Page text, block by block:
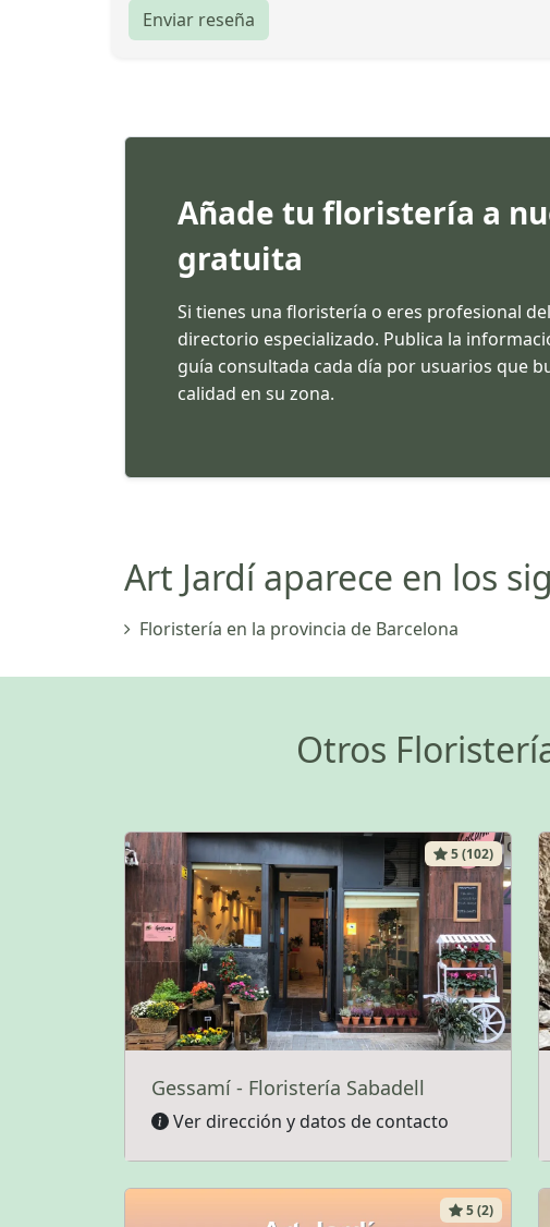
Enviar reseña
Añade tu floristería a
gratuita
Si tienes una floristería o eres profesional
directorio especializado. Publica la
guía consultada cada día por usuarios que
calidad en su zona.
Art Jardí aparece en los
Floristería en la provincia de Barcelona
Otros
5 (102)
Gessamí - Floristería Sabadell
Ver dirección y datos de contacto
5 (2)